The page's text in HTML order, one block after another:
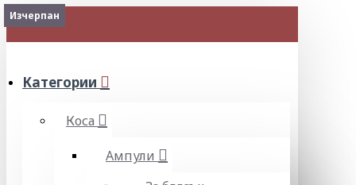
МЕНЮ
Категории
Коса
Ампули
Изчерпан
Изчерпан
Изчерпан